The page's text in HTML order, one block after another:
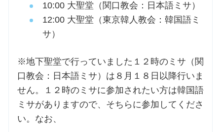
ご利用にあたって
10:00 大聖堂（関口教会：日本語ミサ）
12:00 大聖堂（東京韓人教会：韓国語ミ
サ）
※地下聖堂で行っていました１２時のミサ（関
口教会：日本語ミサ）は８月１８日以降行いま
せん。１２時のミサに参加されたい方は韓国語
ミサがありますので、そちらに参加してくださ
い。なお、